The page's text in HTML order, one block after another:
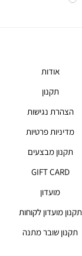
אודות
תקנון
הצהרת נגישות
מדיניות פרטיות
תקנון מבצעים
GIFT CARD
מועדון
תקנון מועדון לקוחות
תקנון שובר מתנה